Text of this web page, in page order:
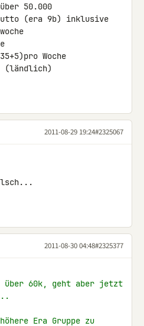
50.000
(era 9b) inklusive
Woche
(ländlich)
2011-08-29 19:24#2325067
2011-08-30 04:48#2325377
über 60k, geht aber jetzt
Era Gruppe zu